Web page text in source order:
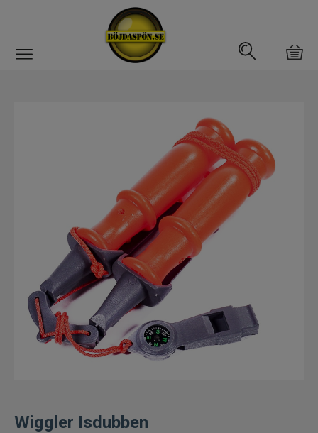
Fiskeset
Fiskedrag
Fiskelinor
Tillbehör
Wiggler Isdubben